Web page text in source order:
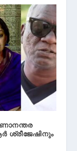
ശ്രീജേഷിനും